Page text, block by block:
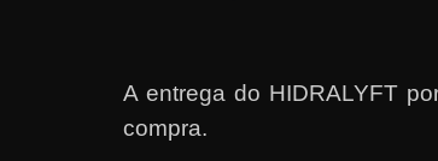
A entrega do HIDRALYFT
compra.